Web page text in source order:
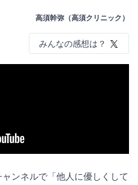
高須幹弥（高須クリニック）
みんなの感想は？
ャンネルで「他人に優しくして